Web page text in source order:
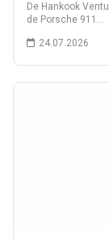
De Hankook
de Porsche 911…
24.07.2026